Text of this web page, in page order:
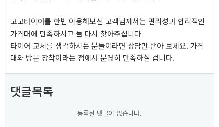
고고타이어를 한번 이용해보신 고객님께서는 편리성과 합리적인
가격대에 만족하시고 늘 다시 찾아주십니다.
타이어 교체를 생각하시는 분들이라면 상담만 받아 보세요. 가격
대와 방문 장착이라는 점에서 분명히 만족하실 겁니다.
댓글목록
등록된 댓글이 없습니다.